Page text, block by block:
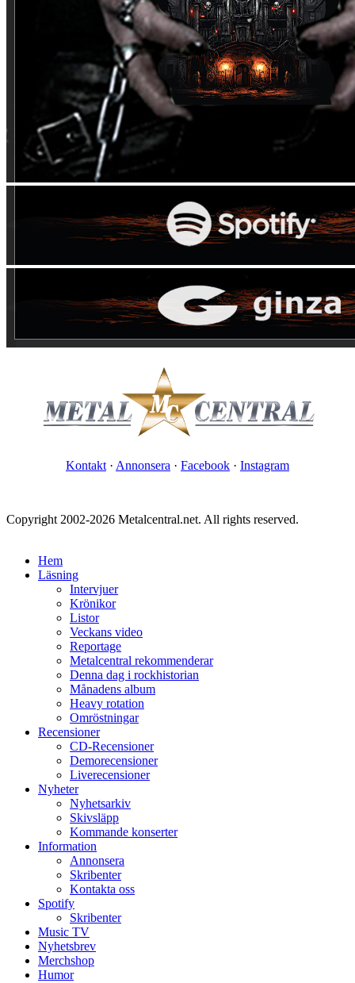
Kontakt · Annonsera · Facebook · Instagram
Copyright 2002-2026 Metalcentral.net. All rights reserved.
Hem
Läsning
Intervjuer
Krönikor
Listor
Veckans video
Reportage
Metalcentral rekommenderar
Denna dag i rockhistorian
Månadens album
Heavy rotation
Omröstningar
Recensioner
CD-Recensioner
Demorecensioner
Liverecensioner
Nyheter
Nyhetsarkiv
Skivsläpp
Kommande konserter
Information
Annonsera
Skribenter
Kontakta oss
Spotify
Skribenter
Music TV
Nyhetsbrev
Merchshop
Humor